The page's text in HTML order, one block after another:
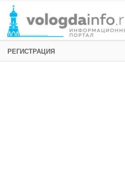
РЕГИСТРАЦИЯ